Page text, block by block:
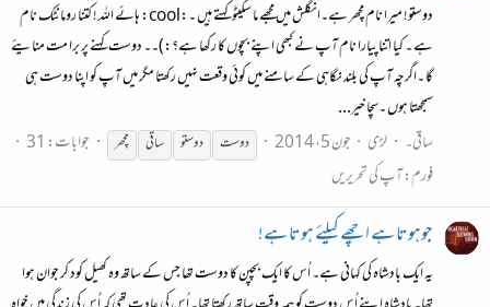
دوستو! میرا نام مچھر ہے۔انگلش میں مجھے ما سکیٹو کہتے ہیں ۔:cool: ہائے اللہ ! کتنا رومانٹک نام
ہے ۔ کیا اتنا پیارا نام آپ نے کبھی اپنے بچوں کا رکھا ہے؟:)۔۔ دوست کہنے پر برا مت منایئے
گا ۔اگرچہ آپ کی بلند نگاہی کے سامنے میں کوئی وقعت نہیں رکھتا مگر میں آپ کو اپنا دوست ہی
سمجھتا ہوں ۔سچا خیر...
ساقی۔
لڑی جون 5، 2014 دوست دوستو ساقی مچھر
جوابات: 31
فورم:آپ کی تحریریں
جوہوتا ہے اچھے کیلئے ہوتا ہے!
یہ ایک بادشاہ کی کہانی ہے۔ اُس کا ایک بچپن کا دوست تھا جس کے ساتھ وہ کھیل کود کر جوان ہوا